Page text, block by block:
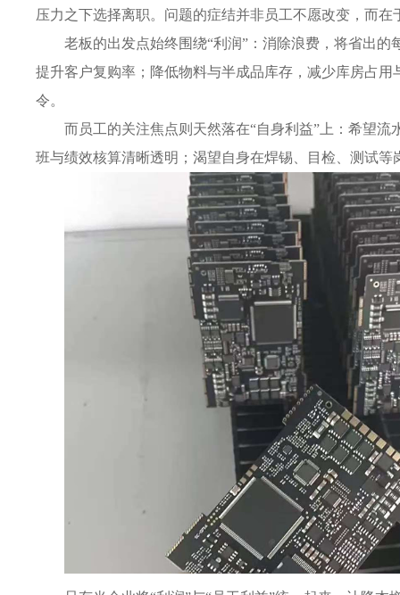
压力之下选择离职。问题的症结并非员工不愿改变，而在
老板的出发点始终围绕“利润”：消除浪费，将省出
提升客户复购率；降低物料与半成品库存，减少库房占
令。
而员工的关注焦点则天然落在“自身利益”上：希望
班与绩效核算清晰透明；渴望自身在焊锡、目检、测试